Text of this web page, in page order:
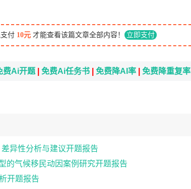
付 10元 才能查看该篇文章全部内容！ 立即支付
费Ai开题 免费Ai任务书 免费降AI率 免费降重复率
异性分析与建议开题报告
的气候移民动因案例研究开题报告
开题报告